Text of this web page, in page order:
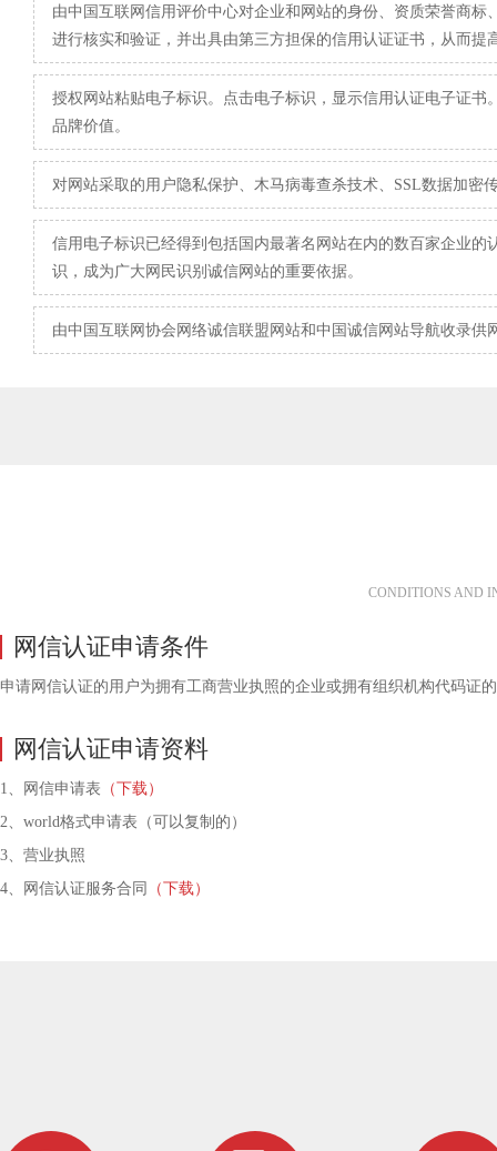
由中国互联网信用评价中心对企业和网站的身份、资质荣誉商
进行核实和验证，并出具由第三方担保的信用认证证书，从而
授权网站粘贴电子标识。点击电子标识，显示信用认证电子证
品牌价值。
对网站采取的用户隐私保护、木马病毒查杀技术、SSL数据加
信用电子标识已经得到包括国内最著名网站在内的数百家企业
识，成为广大网民识别诚信网站的重要依据。
由中国互联网协会网络诚信联盟网站和中国诚信网站导航收录供
CONDITIONS AND
网信认证申请条件
申请网信认证的用户为拥有工商营业执照的企业或拥有组织机构代码证
网信认证申请资料
1、网信申请表 （下载）
2、world格式申请表（可以复制的）
3、营业执照
4、网信认证服务合同
（下载）